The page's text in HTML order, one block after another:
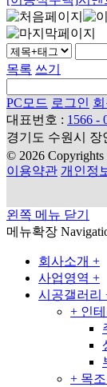
목록 쓰기
PC모드 로그인
대표번호 : 1566 -
경기도 수원시 장
© 2026 Copyrights
이용약관 개인정
왼쪽 메뉴 닫기
메뉴확장
회사소개 +
사업영역 +
시공갤러리
+ 인
+ 목